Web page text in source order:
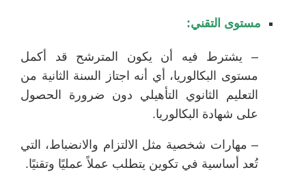
مستوى التقني:
– يشترط فيه أن يكون المترشح قد أكمل
مستوى البكالوريا، أي أنه اجتاز السنة الثانية من
التعليم الثانوي التأهيلي دون ضرورة الحصول
على شهادة البكالوريا.
– مهارات شخصية مثل الالتزام والانضباط، التي
تُعد أساسية في تكوين يتطلب عملاً عمليًا وتقنيًا.